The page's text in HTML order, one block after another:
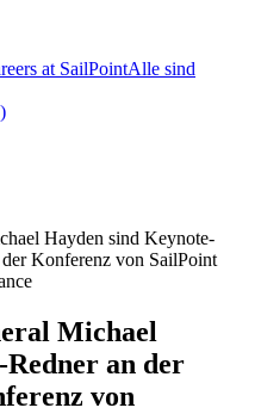
at SailPointAlle sind
Hayden sind Keynote-
Konferenz von SailPoint
Michael
an der
von